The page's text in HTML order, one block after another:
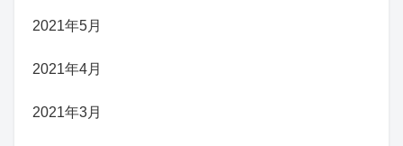
2021年5月
2021年4月
2021年3月